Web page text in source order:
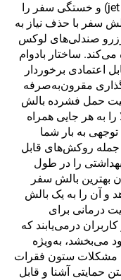
منجر می‌شود و اثرات اختلاف زمان (jet lag) و خستگی سفر را
سفر با حذف نیاز به
رزرو صندلی‌های لوکس
ساختار بادوام
اعتمادی برخوردار
مقرون‌به‌صرفه
حمل فشرده بالش
به هر جایی همراه
به بار شما
جمله روکش‌های قابل
را در طول
بهترین بالش سفر
و آن را به یک بالش
درمانی برای
درمی‌یابند که
می‌بخشد، به‌ویژه
مشکلات ستون فقرات
حمایتی آشنا و قابل